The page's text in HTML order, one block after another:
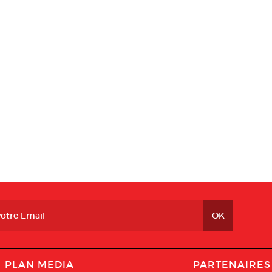
PLAN MEDIA PARTENAIRES